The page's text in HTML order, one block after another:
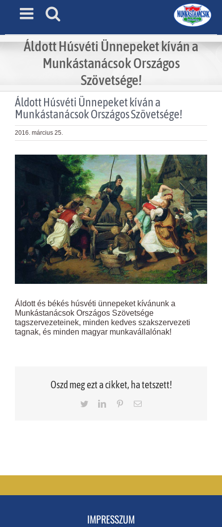
Áldott Húsvéti Ünnepeket kíván a
Munkástanácsok Országos
Szövetsége!
Áldott Húsvéti Ünnepeket kíván a
Munkástanácsok Országos Szövetsége!
2016. március 25.
Áldott és békés húsvéti ünnepeket kívánunk a
Munkástanácsok Országos Szövetsége
tagszervezeteinek, minden kedves szakszervezeti
tagnak, és minden magyar munkavállalónak!
Oszd meg ezt a cikket, ha tetszett!
TwitterLinkedInPinterestEmail
IMPRESSZUM